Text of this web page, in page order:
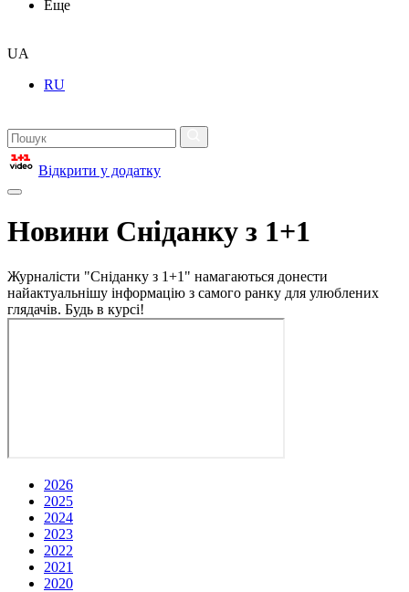
Еще
UA
RU
Відкрити у додатку
Новини Сніданку з 1+1
Журналісти "Сніданку з 1+1" намагаються донести
найактуальнішу інформацію з самого ранку для улюблених
глядачів. Будь в курсі!
2026
2025
2024
2023
2022
2021
2020